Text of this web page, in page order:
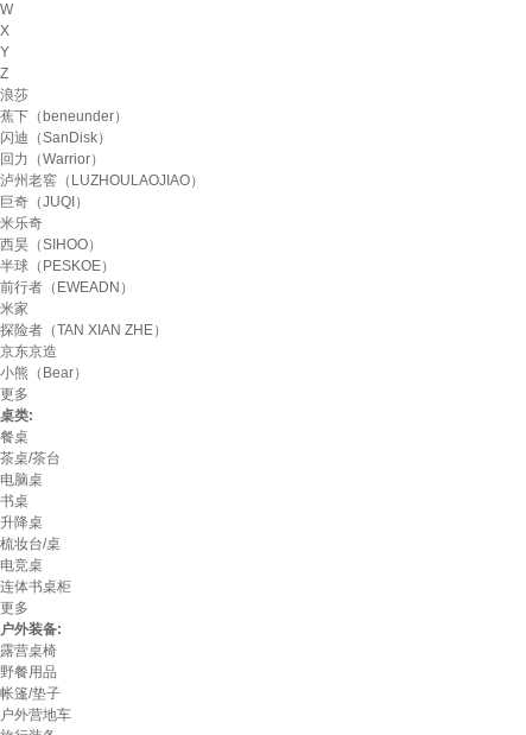
W
X
Y
Z
浪莎
蕉下（beneunder）
闪迪（SanDisk）
回力（Warrior）
泸州老窖（LUZHOULAOJIAO）
巨奇（JUQI）
米乐奇
西昊（SIHOO）
半球（PESKOE）
前行者（EWEADN）
米家
探险者（TAN XIAN ZHE）
京东京造
小熊（Bear）
更多
桌类:
餐桌
茶桌/茶台
电脑桌
书桌
升降桌
梳妆台/桌
电竞桌
连体书桌柜
更多
户外装备:
露营桌椅
野餐用品
帐篷/垫子
户外营地车